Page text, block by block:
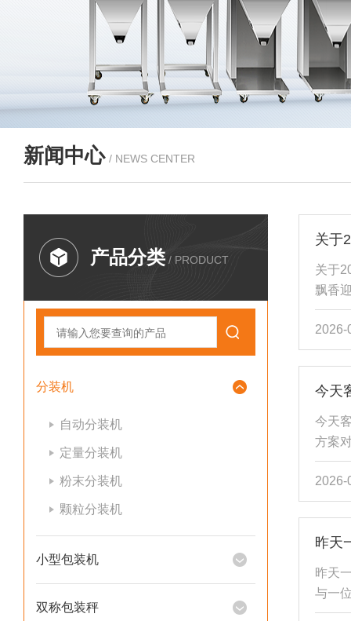
新闻中心 / NEWS CENTER
产品分类 / PRODUCT
分装机
自动分装机
定量分装机
粉末分装机
颗粒分装机
小型包装机
双称包装秤
关于
关于
飘香
的假
通知
假安
休补
排与
全防
2026-
今天
今天
方案
空包
抽气
身，
将严
时私
地区
2026-
昨天
昨天
与一
合同